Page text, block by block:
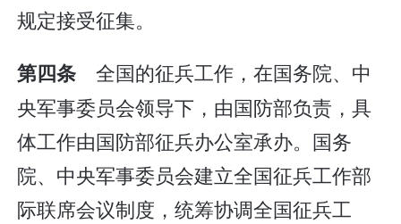
规定接受征集。
第四条 全国的征兵工作，在国务院、中
央军事委员会领导下，由国防部负责，具
体工作由国防部征兵办公室承办。国务
院、中央军事委员会建立全国征兵工作部
际联席会议制度，统筹协调全国征兵工